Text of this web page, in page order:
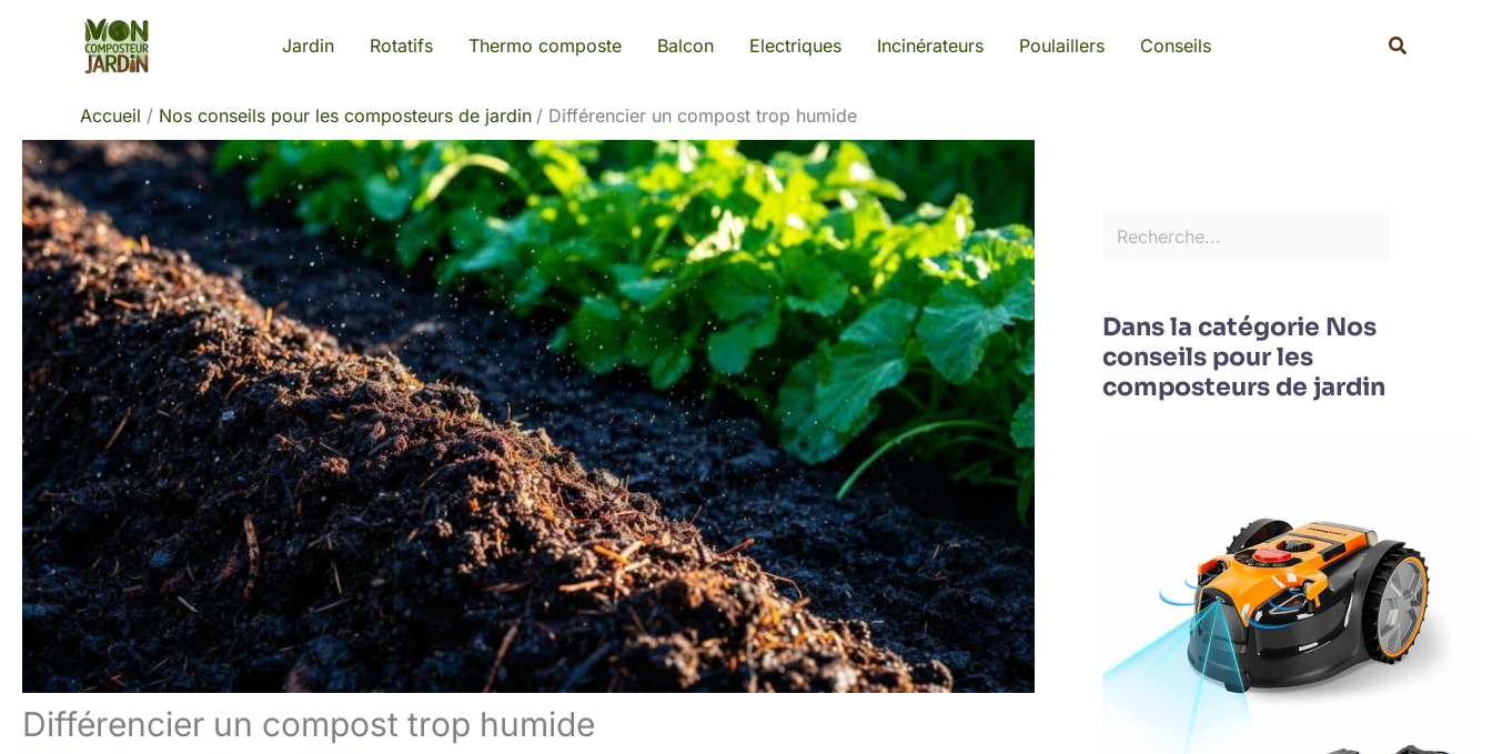
Jardin Rotatifs Thermo composte Balcon Electriques Incinérateurs Poulaillers Conseils
Accueil Nos conseils pour les composteurs de jardin Différencier un compost trop humide
Différencier un compost trop humide
Dans la catégorie Nos
conseils pour les
composteurs de jardin